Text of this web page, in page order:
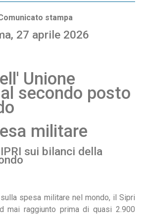
stampa
27 aprile 2026
Unione
secondo posto
militare
sui bilanci della
spesa militare nel mondo, il Sipri
mai raggiunto prima di quasi 2.900